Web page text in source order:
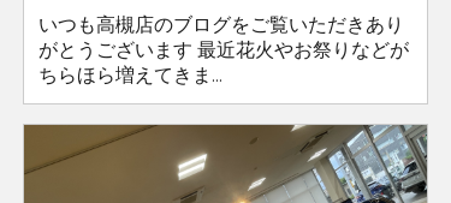
いつも高槻店のブログをご覧いただきあり
がとうございます 最近花火やお祭りなどが
ちらほら増えてきま...